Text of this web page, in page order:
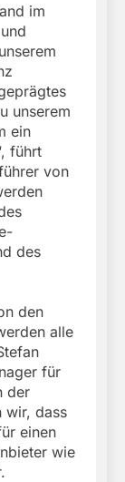
im
unserem
ein
führt
von
des
den
alle
für
der
wir, dass
einen
wie